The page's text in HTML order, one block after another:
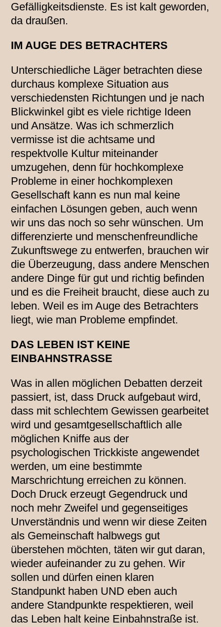
Gefälligkeitsdienste. Es ist kalt geworden,
da draußen.
IM AUGE DES BETRACHTERS
Unterschiedliche Läger betrachten diese
durchaus komplexe Situation aus
verschiedensten Richtungen und je nach
Blickwinkel gibt es viele richtige Ideen
und Ansätze. Was ich schmerzlich
vermisse ist die achtsame und
respektvolle Kultur miteinander
umzugehen, denn für hochkomplexe
Probleme in einer hochkomplexen
Gesellschaft kann es nun mal keine
einfachen Lösungen geben, auch wenn
wir uns das noch so sehr wünschen. Um
differenzierte und menschenfreundliche
Zukunftswege zu entwerfen, brauchen wir
die Überzeugung, dass andere Menschen
andere Dinge für gut und richtig befinden
und es die Freiheit braucht, diese auch zu
leben. Weil es im Auge des Betrachters
liegt, wie man Probleme empfindet.
DAS LEBEN IST KEINE
EINBAHNSTRASSE
Was in allen möglichen Debatten derzeit
passiert, ist, dass Druck aufgebaut wird,
dass mit schlechtem Gewissen gearbeitet
wird und gesamtgesellschaftlich alle
möglichen Kniffe aus der
psychologischen Trickkiste angewendet
werden, um eine bestimmte
Marschrichtung erreichen zu können.
Doch Druck erzeugt Gegendruck und
noch mehr Zweifel und gegenseitiges
Unverständnis und wenn wir diese Zeiten
als Gemeinschaft halbwegs gut
überstehen möchten, täten wir gut daran,
wieder aufeinander zu zu gehen. Wir
sollen und dürfen einen klaren
Standpunkt haben UND eben auch
andere Standpunkte respektieren, weil
das Leben halt keine Einbahnstraße ist.